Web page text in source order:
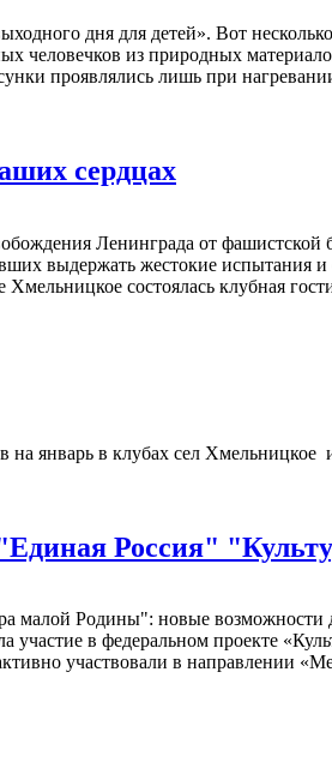
дня для детей». Вот
человечков из природных
проявлялись лишь при
сердцах
Ленинграда от
выдержать жестокие испытания
состоялась клубная
январь в клубах сел
Россия"
малой Родины": новые
участие в федеральном проекте
участвовали в направлении